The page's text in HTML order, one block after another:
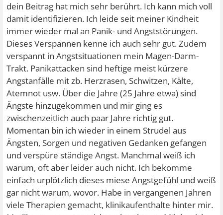
dein Beitrag hat mich sehr berührt. Ich kann mich voll
damit identifizieren. Ich leide seit meiner Kindheit
immer wieder mal an Panik- und Angststörungen.
Dieses Verspannen kenne ich auch sehr gut. Zudem
verspannt in Angstsituationen mein Magen-Darm-
Trakt. Panikattacken sind heftige meist kürzere
Angstanfälle mit zb. Herzrasen, Schwitzen, Kälte,
Atemnot usw. Über die Jahre (25 Jahre etwa) sind
Ängste hinzugekommen und mir ging es
zwischenzeitlich auch paar Jahre richtig gut.
Momentan bin ich wieder in einem Strudel aus
Ängsten, Sorgen und negativen Gedanken gefangen
und verspüre ständige Angst. Manchmal weiß ich
warum, oft aber leider auch nicht. Ich bekomme
einfach urplötzlich dieses miese Angstgefühl und weiß
gar nicht warum, wovor. Habe in vergangenen Jahren
viele Therapien gemacht, klinikaufenthalte hinter mir.